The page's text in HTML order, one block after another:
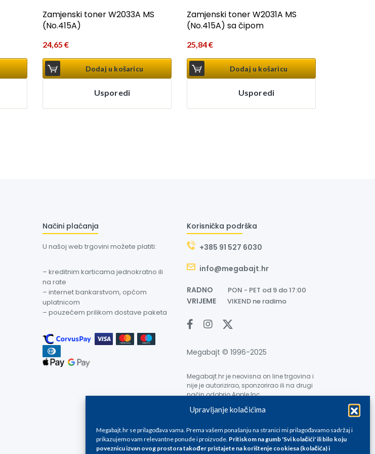
Upravljanje kolačićima
Megabajt.hr se prilagođava vama. Prema vašem ponašanju na stranici mi prilagođavamo sadržaj i
prikazujemo vam relevantne ponude i proizvode. Pritiskom na gumb 'Svi kolačići' ili bilo koju
poveznicu izvan ovog prostora također pristajete na korištenje cookiesa (kolačića) i
Zamjenski toner W2033A MS
(No.415A)
24,65 €
Dodaj u košaricu
Usporedi
Zamjenski toner W2031A MS
(No.415A) sa čipom
25,84€
Dodaj u košaricu
Usporedi
Načini plaćanja
U našoj web trgovini možete platiti:
– kreditnim karticama jednokratno ili
na rate
– internet bankarstvom, općom
uplatnicom
– pouzećem prilikom dostave paketa
Korisnička podrška
+385 91 527 6030
info@megabajt.hr
RADNO PON - PET od 9 do 17:00
VRIJEME VIKEND ne radimo
Megabajt © 1996-2025
Megabajt.hr je neovisna on line trgovina i
nije je autorizirao, sponzorirao ili na drugi
način odobrio Apple Inc.